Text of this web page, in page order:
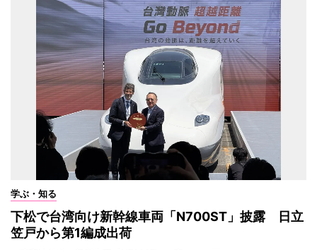
学ぶ・知る
下松で台湾向け新幹線車両「N700ST」披露 日立
笠戸から第1編成出荷